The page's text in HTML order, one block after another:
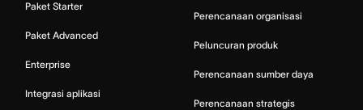
Paket Starter
Paket Advanced
Enterprise
Integrasi aplikasi
Perencanaan organisasi
Peluncuran produk
Perencanaan sumber daya
Perencanaan strategis